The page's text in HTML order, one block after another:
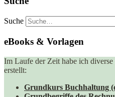
Suche
eBooks & Vorlagen
Im Laufe der Zeit habe ich
erstellt:
Grundkurs Buchhaltung